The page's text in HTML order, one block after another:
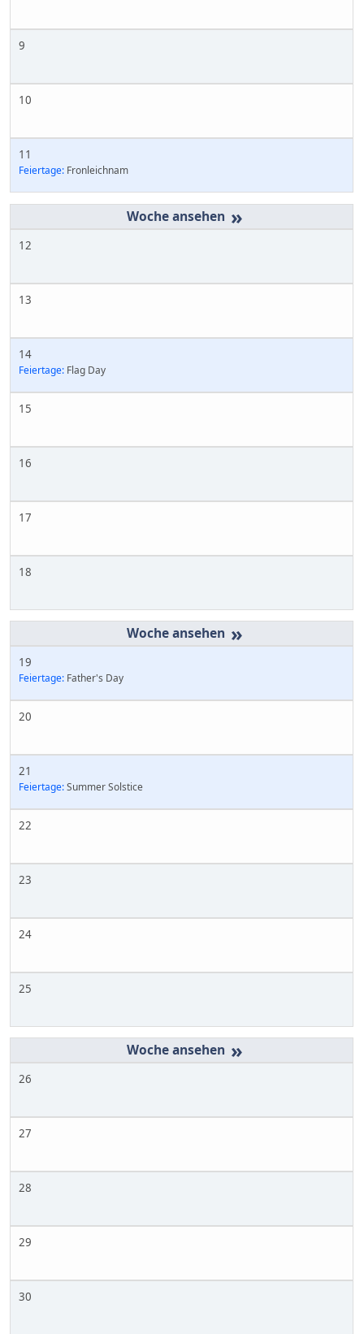
9
10
11
Feiertage: Fronleichnam
»
12
13
14
Feiertage: Flag Day
15
16
17
18
»
19
Feiertage: Father's Day
20
21
Feiertage:Summer Solstice
22
23
24
25
»
26
27
28
29
30